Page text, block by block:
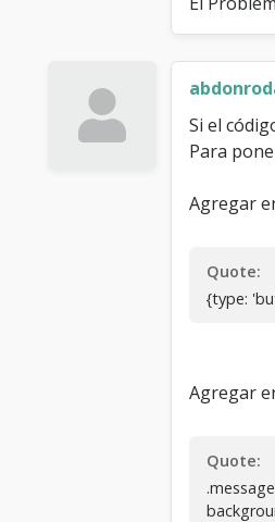
Si el
Para
Agregar
Quote:
{type:
Agregar
Quote: